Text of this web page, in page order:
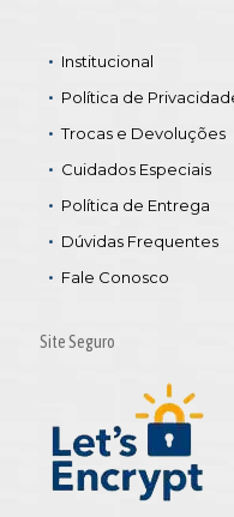
Institucional
Política de
Trocas e Devoluções
Cuidados Especiais
Política de Entrega
Dúvidas Frequentes
Fale Conosco
Site Seguro